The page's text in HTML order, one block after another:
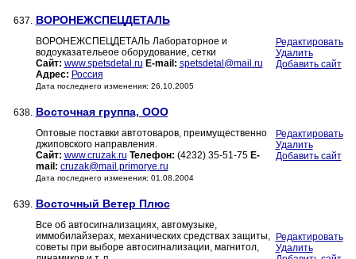
637. ВОРОНЕЖСПЕЦДЕТАЛЬ
ВОРОНЕЖСПЕЦДЕТАЛЬ Лабораторное и
водоуказательеое оборудование, сетки
Сайт: www.spetsdetal.ru E-mail: spetsdetal@mail.ru
Адрес: Россия
Дата последнего изменения: 26.10.2005
Редактировать
Удалить
Добавить сайт
638. Восточная группа, ООО
Оптовые поставки автотоваров, преимущественно
джиповского направления.
Сайт: www.cruzak.ru Телефон: (4232) 35-51-75 E-
mail: cruzak@mail.primorye.ru
Дата последнего изменения: 01.08.2004
Редактировать
Удалить
Добавить сайт
639. Восточный Ветер Плюс
Все об автосигнализациях, автомузыке,
иммобилайзерах, механических средствах защиты,
советы при выборе автосигнализации, магнитол,
Редактировать
Удалить